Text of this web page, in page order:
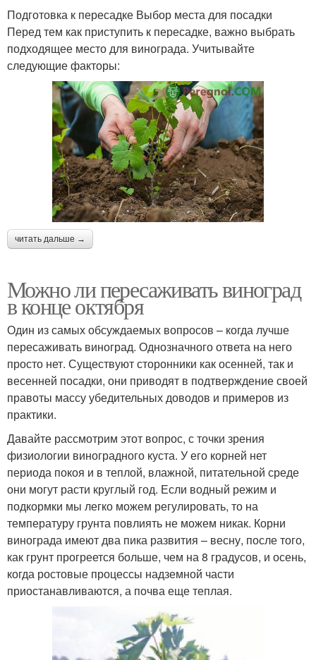
Подготовка к пересадке Выбор места для посадки
Перед тем как приступить к пересадке, важно выбрать
подходящее место для винограда. Учитывайте
следующие факторы:
читать дальше →
Можно ли пересаживать виноград
в конце октября
Один из самых обсуждаемых вопросов – когда лучше
пересаживать виноград. Однозначного ответа на него
просто нет. Существуют сторонники как осенней, так и
весенней посадки, они приводят в подтверждение своей
правоты массу убедительных доводов и примеров из
практики.
Давайте рассмотрим этот вопрос, с точки зрения
физиологии виноградного куста. У его корней нет
периода покоя и в теплой, влажной, питательной среде
они могут расти круглый год. Если водный режим и
подкормки мы легко можем регулировать, то на
температуру грунта повлиять не можем никак. Корни
винограда имеют два пика развития – весну, после того,
как грунт прогреется больше, чем на 8 градусов, и осень,
когда ростовые процессы надземной части
приостанавливаются, а почва еще теплая.